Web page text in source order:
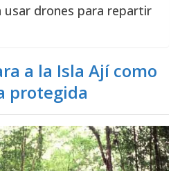
usar drones para repartir
a la Isla Ají como
protegida